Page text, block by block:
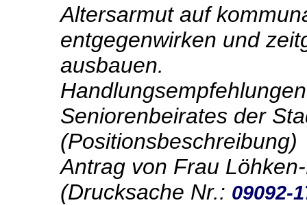
Altersarmut auf
entgegenwirken und
ausbauen.
Seniorenbeirates der
(Positionsbeschreibung)
Antrag von Frau
(Drucksache Nr.: 09092-